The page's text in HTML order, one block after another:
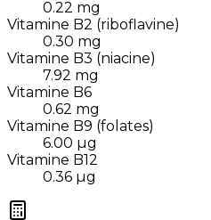
0.22 mg
Vitamine B2 (riboflavine)
0.30 mg
Vitamine B3 (niacine)
7.92 mg
Vitamine B6
0.62 mg
Vitamine B9 (folates)
6.00 µg
Vitamine B12
0.36 µg